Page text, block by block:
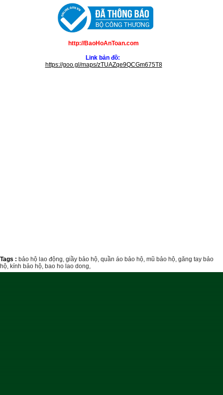
http://BaoHoAnToan.com
Link bản đồ:
https://goo.gl/maps/zTUAZqe9QCGm675T8
Tags : bảo hộ lao động, giầy bảo hộ, quần áo bảo hộ, mũ bảo hộ, găng tay bảo
hộ, kính bảo hộ, bao ho lao dong,